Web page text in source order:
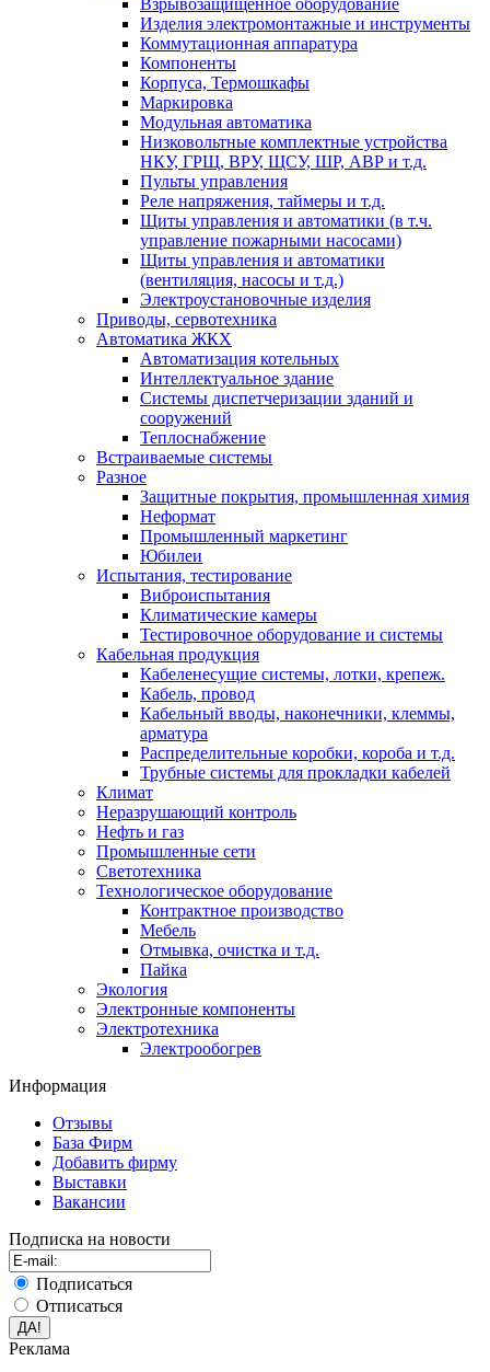
Взрывозащищенное оборудование
Изделия электромонтажные и инструменты
Коммутационная аппаратура
Компоненты
Корпуса, Термошкафы
Маркировка
Модульная автоматика
Низковольтные комплектные устройства
НКУ, ГРЩ, ВРУ, ЩСУ, ШР, АВР и т.д.
Пульты управления
Реле напряжения, таймеры и т.д.
Щиты управления и автоматики (в т.ч.
управление пожарными насосами)
Щиты управления и автоматики
(вентиляция, насосы и т.д.)
Электроустановочные изделия
Приводы, сервотехника
Автоматика ЖКХ
Автоматизация котельных
Интеллектуальное здание
Системы диспетчеризации зданий и
сооружений
Теплоснабжение
Встраиваемые системы
Разное
Защитные покрытия, промышленная химия
Неформат
Промышленный маркетинг
Юбилеи
Испытания, тестирование
Виброиспытания
Климатические камеры
Тестировочное оборудование и системы
Кабельная продукция
Кабеленесущие системы, лотки, крепеж.
Кабель, провод
Кабельный вводы, наконечники, клеммы,
арматура
Распределительные коробки, короба и т.д.
Трубные системы для прокладки кабелей
Климат
Неразрушающий контроль
Нефть и газ
Промышленные сети
Светотехника
Технологическое оборудование
Контрактное производство
Мебель
Отмывка, очистка и т.д.
Пайка
Экология
Электронные компоненты
Электротехника
Электрообогрев
Информация
Отзывы
База Фирм
Добавить фирму
Выставки
Вакансии
Подписка на новости
Подписаться
Отписаться
Реклама